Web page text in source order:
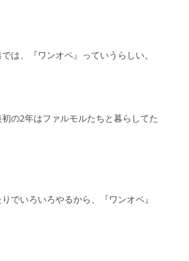
は、『ワンオペ』っていうらしい。
の2年はファルモルたちと暮らしてた
でいろいろやるから、『ワンオペ』